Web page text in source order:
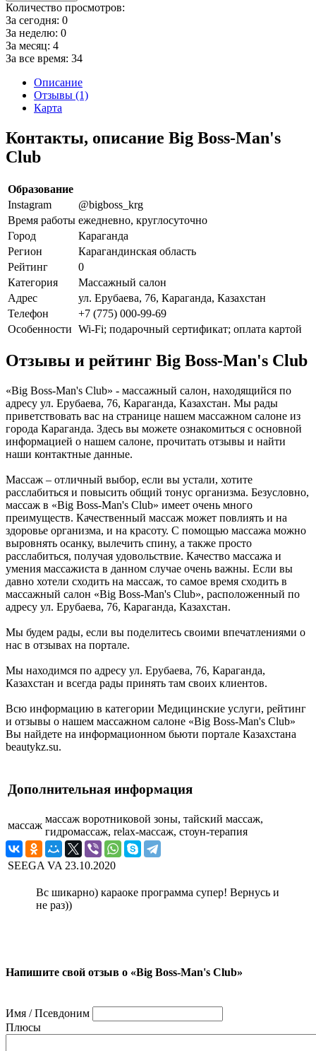
Количество просмотров:
За сегодня: 0
За неделю: 0
За месяц: 4
За все время: 34
Описание
Отзывы (1)
Карта
Контакты, описание Big Boss-Man's
Club
Образование
Instagram
@bigboss_krg
Время работы ежедневно, круглосуточно
Город
Караганда
Регион
Карагандинская область
Рейтинг
0
Категория
Массажный салон
Адрес
ул. Ерубаева, 76, Караганда, Казахстан
Телефон
+7 (775) 000-99-69
Особенности Wi-Fi; подарочный сертификат; оплата картой
Отзывы и рейтинг Big Boss-Man's Club
«Big Boss-Man's Club» - массажный салон, находящийся по
адресу ул. Ерубаева, 76, Караганда, Казахстан. Мы рады
приветствовать вас на странице нашем массажном салоне из
города Караганда. Здесь вы можете ознакомиться с основной
информацией о нашем салоне, прочитать отзывы и найти
наши контактные данные.
Массаж – отличный выбор, если вы устали, хотите
расслабиться и повысить общий тонус организма. Безусловно,
массаж в «Big Boss-Man's Club» имеет очень много
преимуществ. Качественный массаж может повлиять и на
здоровье организма, и на красоту. С помощью массажа можно
выровнять осанку, вылечить спину, а также просто
расслабиться, получая удовольствие. Качество массажа и
умения массажиста в данном случае очень важны. Если вы
давно хотели сходить на массаж, то самое время сходить в
массажный салон «Big Boss-Man's Club», расположенный по
адресу ул. Ерубаева, 76, Караганда, Казахстан.
Мы будем рады, если вы поделитесь своими впечатлениями о
нас в отзывах на портале.
Мы находимся по адресу ул. Ерубаева, 76, Караганда,
Казахстан и всегда рады принять там своих клиентов.
Всю информацию в категории Медицинские услуги, рейтинг
и отзывы о нашем массажном салоне «Big Boss-Man's Club»
Вы найдете на информационном бьюти портале Казахстана
beautykz.su.
Дополнительная информация
массаж
массаж воротниковой зоны, тайский массаж,
гидромассаж, relax-массаж, стоун-терапия
SEEGA VA 23.10.2020
Вс шикарно) караоке программа супер! Вернусь и
не раз))
Напишите свой отзыв о «Big Boss-Man's Club»
Имя / Псевдоним
Плюсы